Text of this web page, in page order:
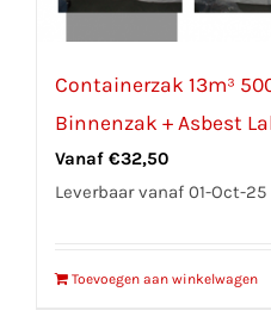
Containerzak 13m³
Binnenzak + Asbest
Vanaf €32,50
Leverbaar vanaf 01-Oct-25
Toevoegen aan winkelwagen